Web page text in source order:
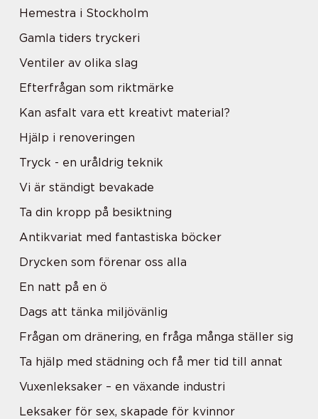
Hemestra i Stockholm
Gamla tiders tryckeri
Ventiler av olika slag
Efterfrågan som riktmärke
Kan asfalt vara ett kreativt material?
Hjälp i renoveringen
Tryck - en uråldrig teknik
Vi är ständigt bevakade
Ta din kropp på besiktning
Antikvariat med fantastiska böcker
Drycken som förenar oss alla
En natt på en ö
Dags att tänka miljövänlig
Frågan om dränering, en fråga många ställer sig
Ta hjälp med städning och få mer tid till annat
Vuxenleksaker – en växande industri
Leksaker för sex, skapade för kvinnor